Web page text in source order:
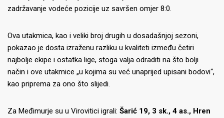
zadržavanje vodeće pozicije uz savršen omjer 8:0.
Ova utakmica, kao i veliki broj drugih u dosadašnjoj sezoni,
pokazao je dosta izraženu razliku u kvaliteti između četiri
najbolje ekipe i ostatka lige, stoga valja odraditi na što bolji
način i ove utakmice „u kojima su već unaprijed upisani bodovi“,
kao priprema za ono što slijedi.
Za Međimurje su u Virovitici igrali: Šarić 19, 3 sk., 4 as., Hren